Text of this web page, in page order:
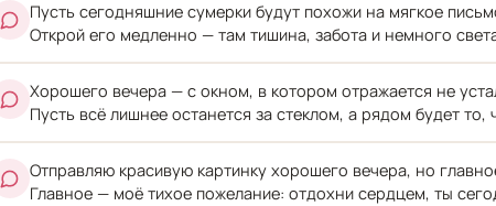
Пусть сегодняшние сумерки будут похожи на мягкое
Открой его медленно — там тишина, забота и немного
Хорошего вечера — с окном, в котором отражается не
Пусть всё лишнее останется за стеклом, а рядом будет то,
Отправляю красивую картинку хорошего вечера, но
Главное — моё тихое пожелание: отдохни сердцем, ты